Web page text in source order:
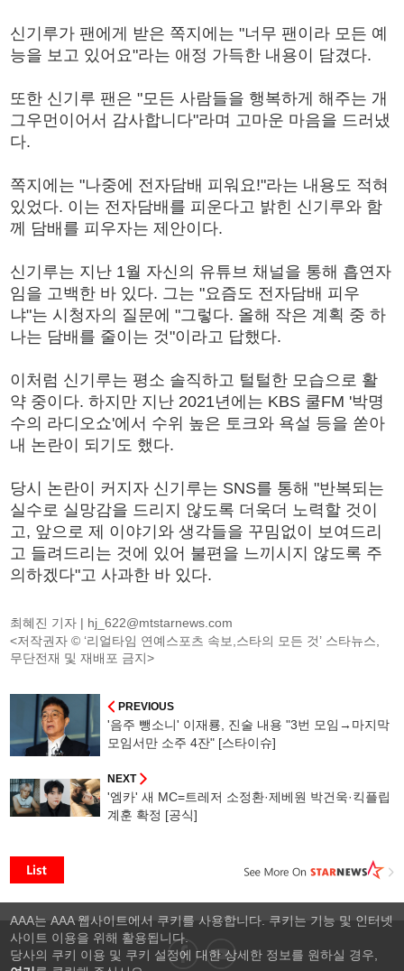
신기루가 팬에게 받은 쪽지에는 "너무 팬이라 모든 예
능을 보고 있어요"라는 애정 가득한 내용이 담겼다.
또한 신기루 팬은 "모든 사람들을 행복하게 해주는 개
그우먼이어서 감사합니다"라며 고마운 마음을 드러냈
다.
쪽지에는 "나중에 전자담배 피워요!"라는 내용도 적혀
있었다. 이는 전자담배를 피운다고 밝힌 신기루와 함
께 담배를 피우자는 제안이다.
신기루는 지난 1월 자신의 유튜브 채널을 통해 흡연자
임을 고백한 바 있다. 그는 "요즘도 전자담배 피우
냐"는 시청자의 질문에 "그렇다. 올해 작은 계획 중 하
나는 담배를 줄이는 것"이라고 답했다.
이처럼 신기루는 평소 솔직하고 털털한 모습으로 활
약 중이다. 하지만 지난 2021년에는 KBS 쿨FM '박명
수의 라디오쇼'에서 수위 높은 토크와 욕설 등을 쏟아
내 논란이 되기도 했다.
당시 논란이 커지자 신기루는 SNS를 통해 "반복되는
실수로 실망감을 드리지 않도록 더욱더 노력할 것이
고, 앞으로 제 이야기와 생각들을 꾸밈없이 보여드리
고 들려드리는 것에 있어 불편을 느끼시지 않도록 주
의하겠다"고 사과한 바 있다.
최혜진 기자 | hj_622@mtstarnews.com
<저작권자 © ‘리얼타임 연예스포츠 속보,스타의 모든 것’ 스타뉴스,
무단전재 및 재배포 금지>
PREVIOUS
'음주 뺑소니' 이재룡, 진술 내용 "3번 모임→마지막
모임서만 소주 4잔" [스타이슈]
NEXT
'엠카' 새 MC=트레저 소정환·제베원 박건욱·킥플립
계훈 확정 [공식]
AAA는 AAA 웹사이트에서 쿠키를 사용합니다. 쿠키는 기능 및 인터넷
사이트 이용을 위해 활용됩니다.
당사의 쿠키 이용 및 쿠키 설정에 대한 상세한 정보를 원하실 경우,